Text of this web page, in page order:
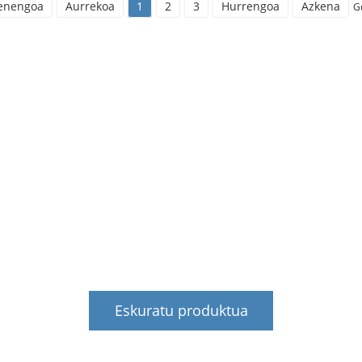
Aurrekoa 1 2 3 Hurrengoa Azkena
Eskuratu produktua